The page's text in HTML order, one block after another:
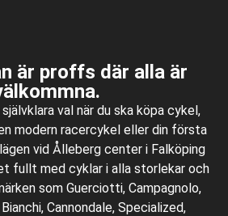
är proffs där alla är
val när du ska köpa cykel,
modern racercykel eller din första
vid Ålleberg center i Falköping
fullt med cyklar i alla storlekar och
som Guerciotti, Campagnolo,
Cannondale, Specialized,